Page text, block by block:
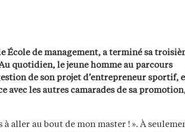
de management, a terminé sa
quotidien, le jeune homme au parcours
de son projet d’entrepreneur sportif,
avec les autres camarades de sa
aller au bout de mon master ! ». À